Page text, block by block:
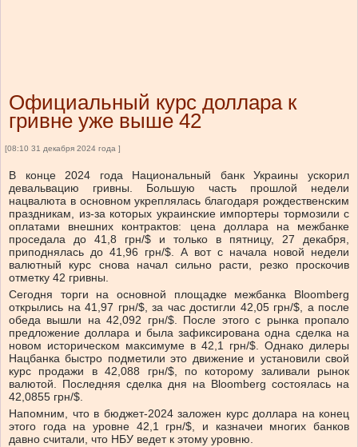
Официальный курс доллара к
гривне уже выше 42
[08:10 31 декабря 2024 года ]
В конце 2024 года Национальный банк Украины ускорил
девальвацию гривны. Большую часть прошлой недели
нацвалюта в основном укреплялась благодаря рождественским
праздникам, из-за которых украинские импортеры тормозили с
оплатами внешних контрактов: цена доллара на межбанке
проседала до 41,8 грн/$ и только в пятницу, 27 декабря,
приподнялась до 41,96 грн/$. А вот с начала новой недели
валютный курс снова начал сильно расти, резко проскочив
отметку 42 гривны.
Сегодня торги на основной площадке межбанка Bloomberg
открылись на 41,97 грн/$, за час достигли 42,05 грн/$, а после
обеда вышли на 42,092 грн/$. После этого с рынка пропало
предложение доллара и была зафиксирована одна сделка на
новом историческом максимуме в 42,1 грн/$. Однако дилеры
Нацбанка быстро подметили это движение и установили свой
курс продажи в 42,088 грн/$, по которому заливали рынок
валютой. Последняя сделка дня на Bloomberg состоялась на
42,0855 грн/$.
Напомним, что в бюджет-2024 заложен курс доллара на конец
этого года на уровне 42,1 грн/$, и казначеи многих банков
давно считали, что НБУ ведет к этому уровню.